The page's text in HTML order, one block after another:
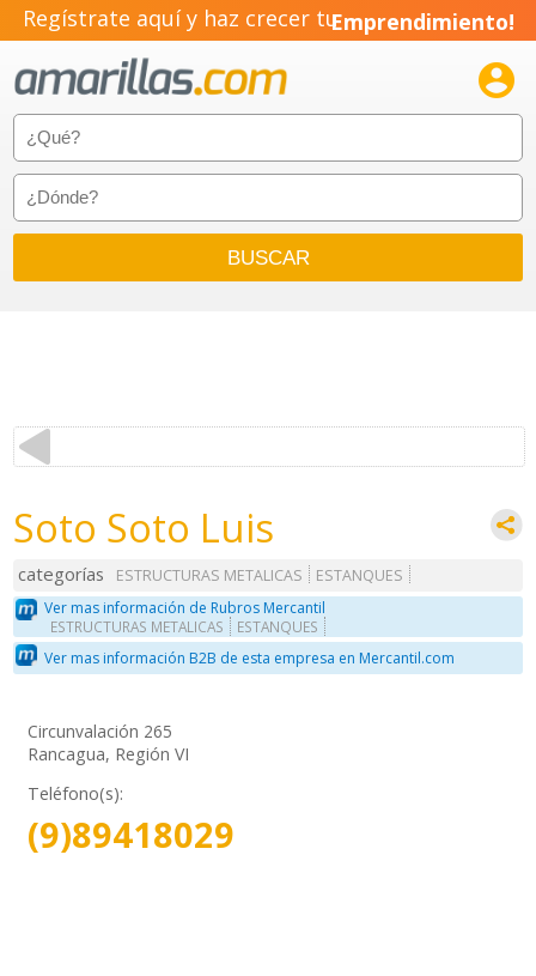
Regístrate aquí y haz crecer tuEmprendimiento!

Soto Soto Luis
categorías ESTRUCTURAS METALICAS
ESTANQUES
Ver mas información de Rubros Mercantil
ESTRUCTURAS METALICAS ESTANQUES
Ver mas información B2B de esta empresa en Mercantil.com
Circunvalación 265
Rancagua, Región VI
Teléfono(s):
(9)89418029